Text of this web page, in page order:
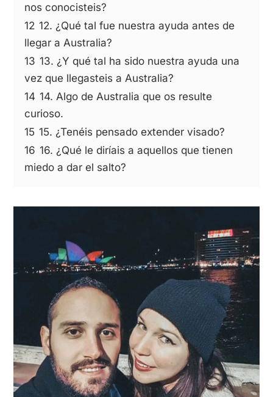
nos conocisteis?
12 12. ¿Qué tal fue nuestra ayuda antes de
llegar a Australia?
13 13. ¿Y qué tal ha sido nuestra ayuda una
vez que llegasteis a Australia?
14 14. Algo de Australia que os resulte
curioso.
15 15. ¿Tenéis pensado extender visado?
16 16. ¿Qué le diríais a aquellos que tienen
miedo a dar el salto?